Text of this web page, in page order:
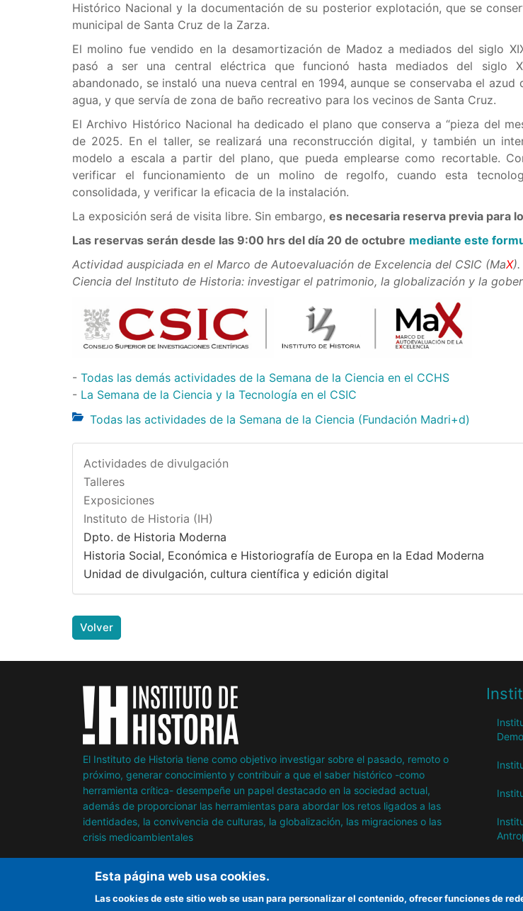
Histórico Nacional y la documentación de su posterior explotación, que se
municipal de Santa Cruz de la Zarza.
El molino fue vendido en la desamortización de Madoz a mediados del siglo
pasó a ser una central eléctrica que funcionó hasta mediados del siglo
abandonado, se instaló una nueva central en 1994, aunque se conservaba el azud
agua, y que servía de zona de baño recreativo para los vecinos de Santa Cruz.
El Archivo Histórico Nacional ha dedicado el plano que conserva a “pieza del
de 2025. En el taller, se realizará una reconstrucción digital, y también un
modelo a escala a partir del plano, que pueda emplearse como recortable.
verificar el funcionamiento de un molino de regolfo, cuando esta
consolidada, y verificar la eficacia de la instalación.
La exposición será de visita libre. Sin embargo, es necesaria reserva previa para
Las reservas serán desde las 9:00 hrs del día 20 de octubre mediante este
Actividad auspiciada en el Marco de Autoevaluación de Excelencia del CSIC (MaX).
Ciencia del Instituto de Historia: investigar el patrimonio, la globalización y la
- Todas las demás actividades de la Semana de la Ciencia en el CCHS
- La Semana de la Ciencia y la Tecnología en el CSIC
Todas las actividades de la Semana de la Ciencia (Fundación Madri+d)
Actividades de divulgación
Talleres
Exposiciones
Instituto de Historia (IH)
Dpto. de Historia Moderna
Historia Social, Económica e Historiografía de Europa en la Edad Moderna
Unidad de divulgación, cultura científica y edición digital
Volver
El Instituto de Historia tiene como objetivo investigar sobre el pasado, remoto o
próximo, generar conocimiento y contribuir a que el saber histórico -como
herramienta crítica- desempeñe un papel destacado en la sociedad actual,
además de proporcionar las herramientas para abordar los retos ligados a las
identidades, la convivencia de culturas, la globalización, las migraciones o las
crisis medioambientales
Esta página web usa cookies.
Las cookies de este sitio web se usan para personalizar el contenido, ofrecer funciones de